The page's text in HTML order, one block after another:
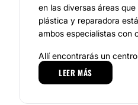
en las diversas áreas
plástica y reparadora
ambos especialistas con
Allí encontrarás un
productos más eficaces,
todos los casos. Con
LEER MÁS